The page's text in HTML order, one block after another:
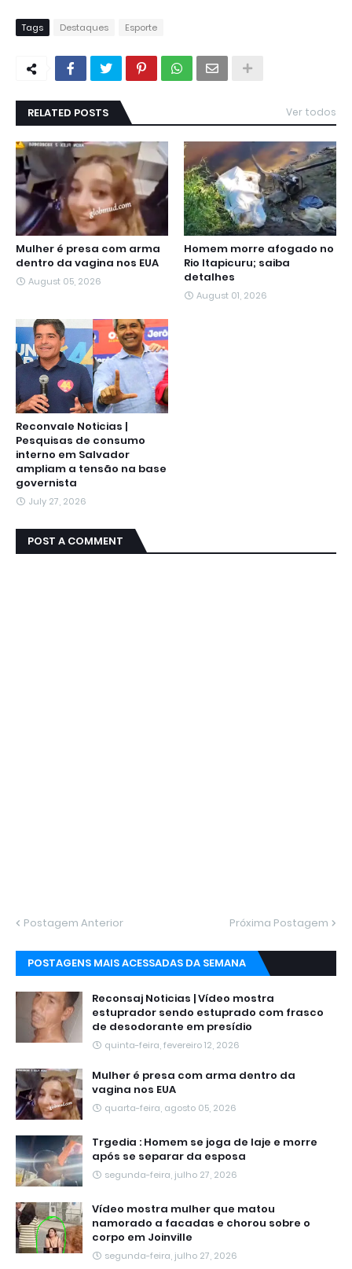
Tags Destaques Esporte
RELATED POSTS Ver todos
Mulher é presa com arma
dentro da vagina nos EUA
August 05, 2026
Homem morre afogado no
Rio Itapicuru; saiba
detalhes
August 01, 2026
Reconvale Noticias |
Pesquisas de consumo
interno em Salvador
ampliam a tensão na base
governista
July 27, 2026
POST A COMMENT
Postagem Anterior Próxima Postagem
POSTAGENS MAIS ACESSADAS DA SEMANA
Reconsaj Noticias | Vídeo mostra
estuprador sendo estuprado com frasco
de desodorante em presídio
quinta-feira, fevereiro 12, 2026
Mulher é presa com arma dentro da
vagina nos EUA
quarta-feira, agosto 05, 2026
Trgedia : Homem se joga de laje e morre
após se separar da esposa
segunda-feira, julho 27, 2026
Vídeo mostra mulher que matou
namorado a facadas e chorou sobre o
corpo em Joinville
segunda-feira, julho 27, 2026